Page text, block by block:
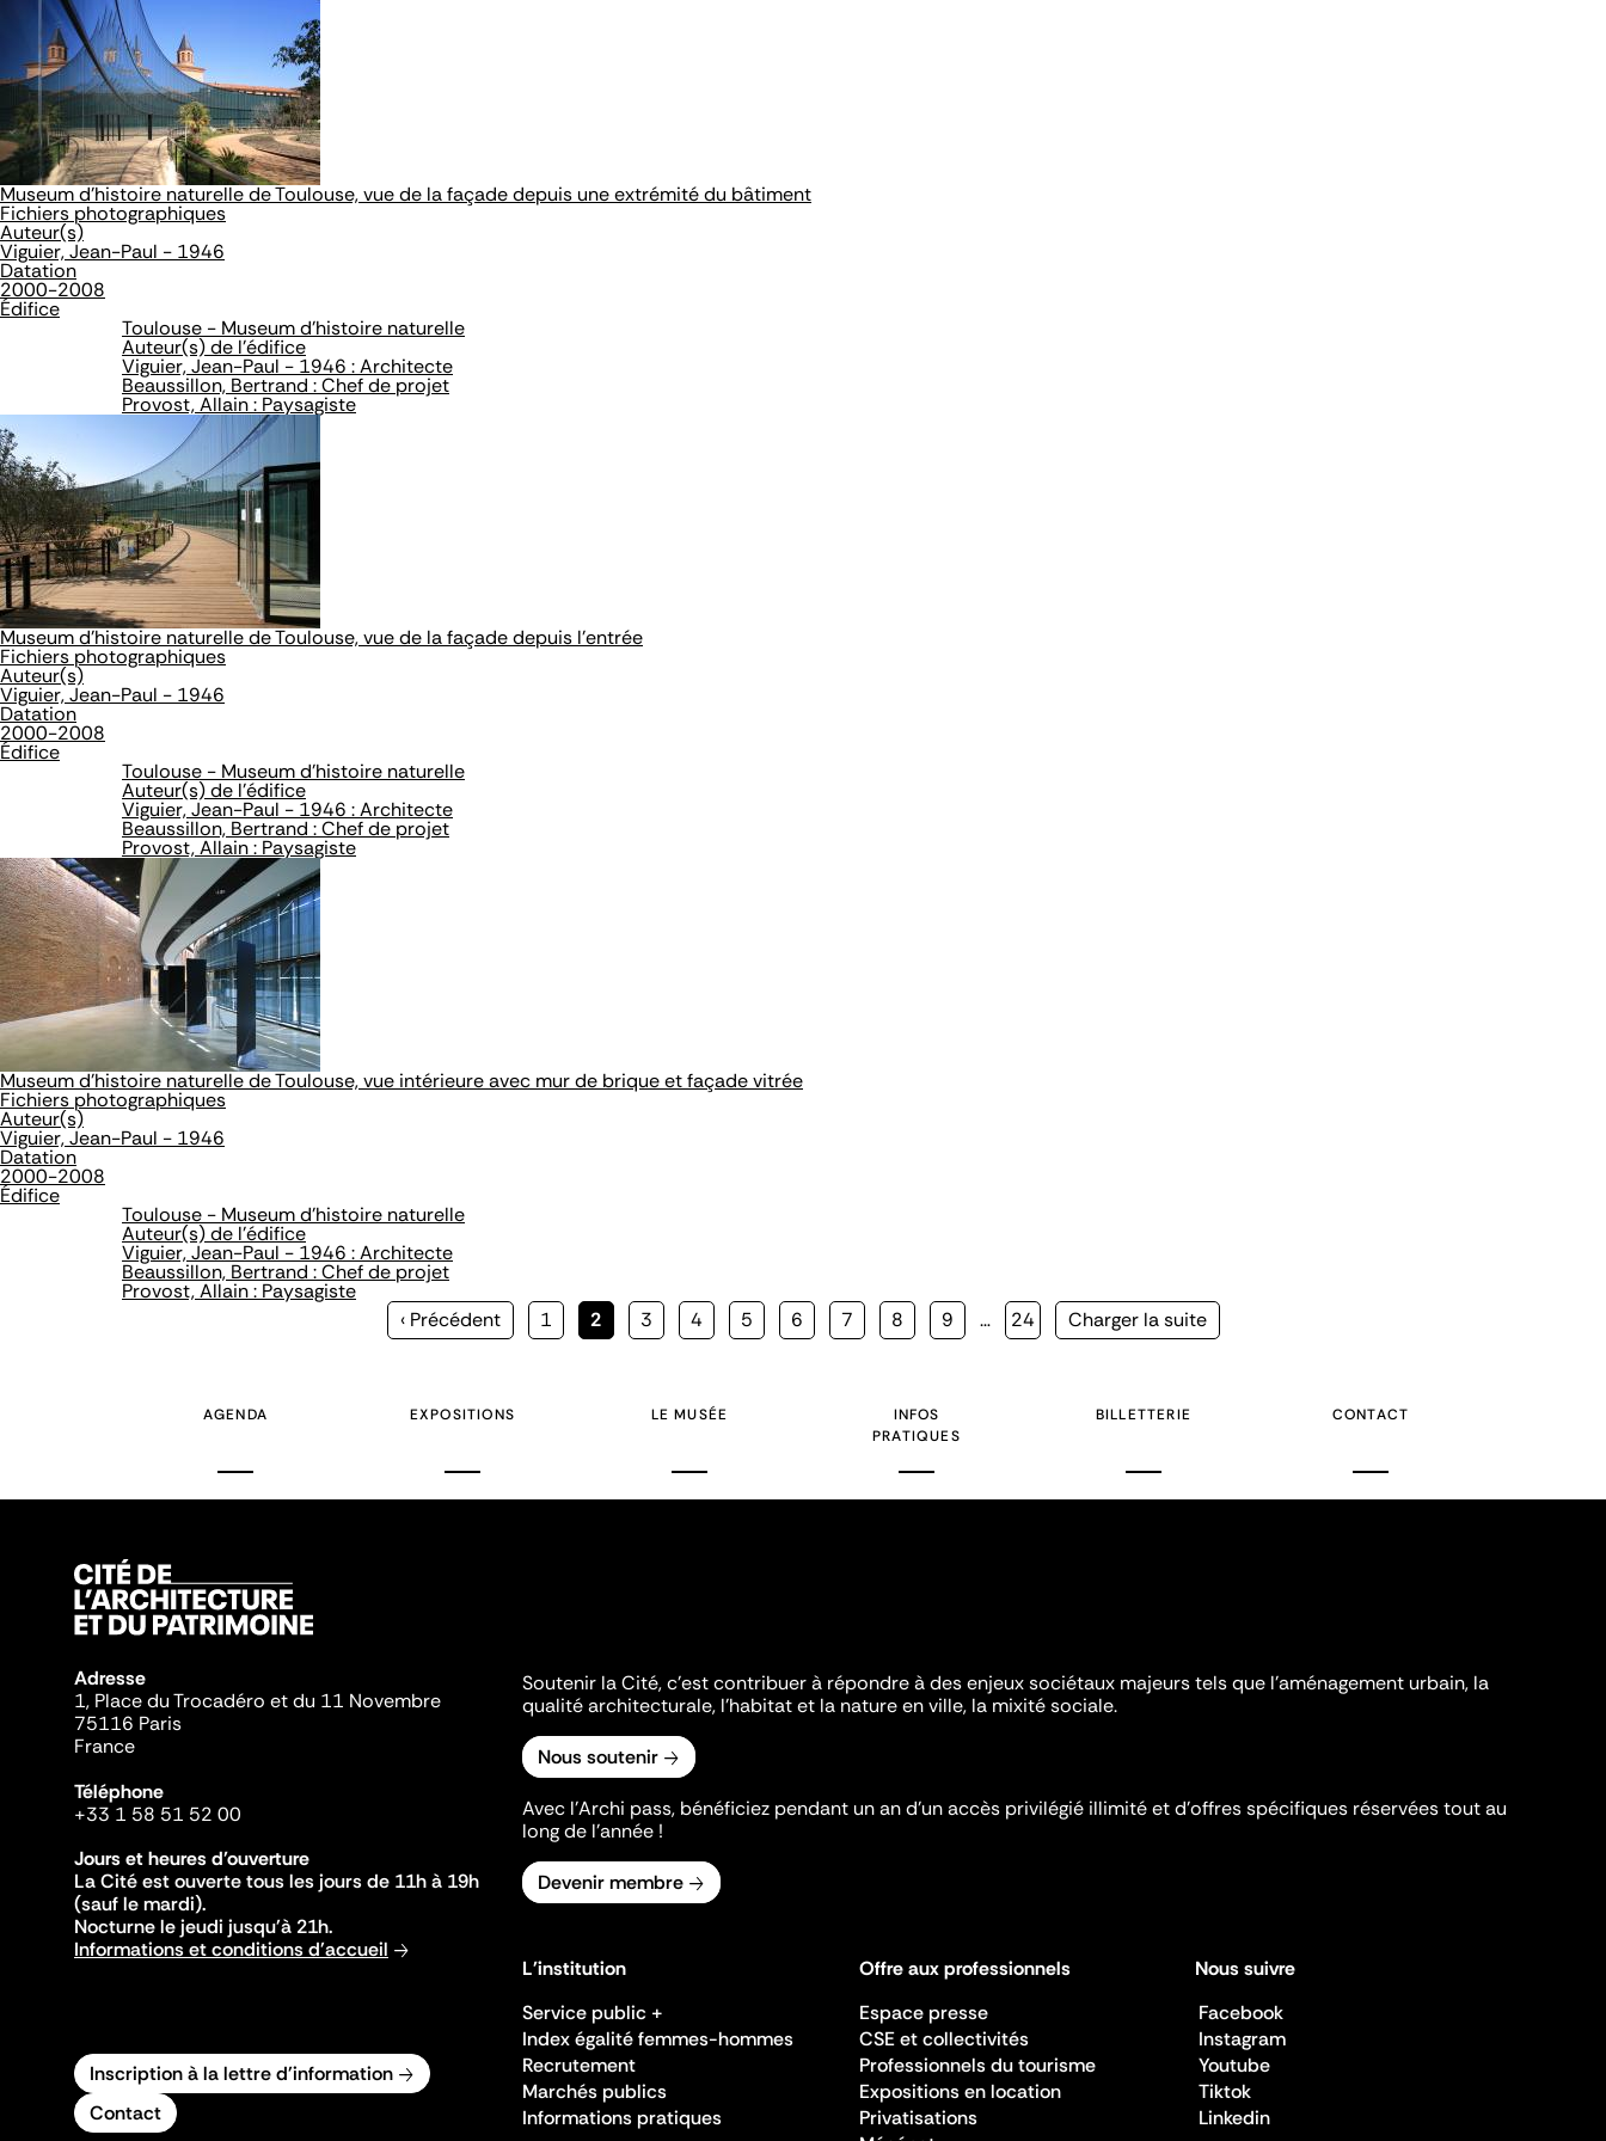
Museum d'histoire naturelle de Toulouse, vue de la façade depuis une extrémité du bâtiment
Fichiers photographiques
Auteur(s)
Viguier, Jean-Paul - 1946
Datation
2000-2008
Édifice
Toulouse - Museum d'histoire naturelle
Auteur(s) de l'édifice
Viguier, Jean-Paul - 1946 : Architecte
Beaussillon, Bertrand : Chef de projet
Provost, Allain : Paysagiste
Museum d'histoire naturelle de Toulouse, vue de la façade depuis l'entrée
Fichiers photographiques
Auteur(s)
Viguier, Jean-Paul - 1946
Datation
2000-2008
Édifice
Toulouse - Museum d'histoire naturelle
Auteur(s) de l'édifice
Viguier, Jean-Paul - 1946 : Architecte
Beaussillon, Bertrand : Chef de projet
Provost, Allain : Paysagiste
Museum d'histoire naturelle de Toulouse, vue intérieure avec mur de brique et façade vitrée
Fichiers photographiques
Auteur(s)
Viguier, Jean-Paul - 1946
Datation
2000-2008
Édifice
Toulouse - Museum d'histoire naturelle
Auteur(s) de l'édifice
Viguier, Jean-Paul - 1946 : Architecte
Beaussillon, Bertrand : Chef de projet
Provost, Allain : Paysagiste
Page
‹ Précédent Page
1
Page
2 Page
3 Page
4 Page
5 Page
6 Page
7 Page
8 Page
9 … Page
24
Page
Charger la suite
AGENDA EXPOSITIONS LE MUSÉE
INFOS
PRATIQUES
BILLETTERIE CONTACT
Adresse
1, Place du Trocadéro et du 11 Novembre
75116 Paris
France
Téléphone
+33 1 58 51 52 00
Jours et heures d'ouverture
La Cité est ouverte tous les jours de 11h à 19h
(sauf le mardi).
Nocturne le jeudi jusqu'à 21h.
Informations et conditions d'accueil
Inscription à la lettre d'information
Contact
Soutenir la Cité, c'est contribuer à répondre à des enjeux sociétaux majeurs tels que l'aménagement urbain, la
qualité architecturale, l'habitat et la nature en ville, la mixité sociale.
Nous soutenir
Avec l’Archi pass, bénéficiez pendant un an d’un accès privilégié illimité et d’offres spécifiques réservées tout au
long de l’année !
Devenir membre
L'institution
Service public +
Index égalité femmes-hommes
Recrutement
Marchés publics
Informations pratiques
Offre aux professionnels
Espace presse
CSE et collectivités
Professionnels du tourisme
Expositions en location
Privatisations
Nous suivre
Facebook
Instagram
Youtube
Tiktok
Linkedin